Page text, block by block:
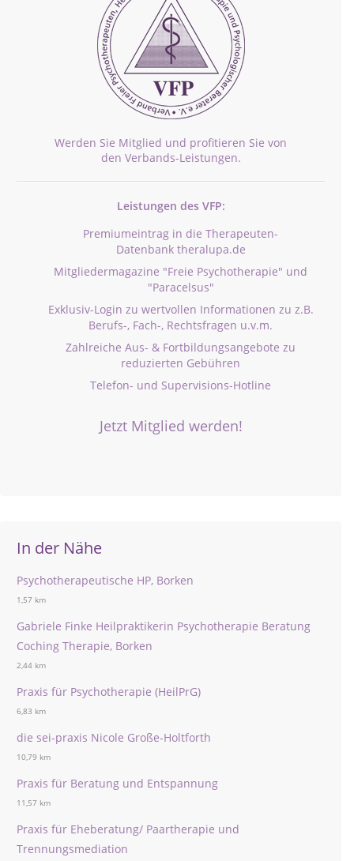
Werden Sie Mitglied und profitieren Sie von
den Verbands-Leistungen.
Leistungen des VFP:
Premiumeintrag in die Therapeuten-
Datenbank theralupa.de
Mitgliedermagazine "Freie Psychotherapie" und
"Paracelsus"
Exklusiv-Login zu wertvollen Informationen zu z.B.
Berufs-, Fach-, Rechtsfragen u.v.m.
Zahlreiche Aus- & Fortbildungsangebote zu
reduzierten Gebühren
Telefon- und Supervisions-Hotline
Jetzt Mitglied werden!
In der Nähe
Psychotherapeutische HP, Borken
1,57 km
Gabriele Finke Heilpraktikerin Psychotherapie Beratung
Coching Therapie, Borken
2,44 km
Praxis für Psychotherapie (HeilPrG)
6,83 km
die sei-praxis Nicole Große-Holtforth
10,79 km
Praxis für Beratung und Entspannung
11,57 km
Praxis für Eheberatung/ Paartherapie und
Trennungsmediation